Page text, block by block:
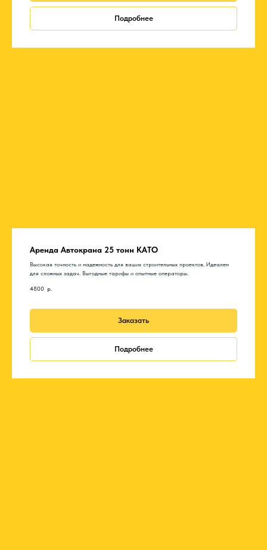
Подробнее
Аренда Автокрана 25 тонн КАТО
Высокая точность и надежность для ваших строительных проектов. Идеален
для сложных задач. Выгодные тарифы и опытные операторы.
4800 р.
Заказать
Подробнее